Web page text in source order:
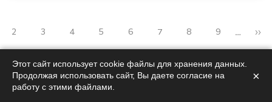
2 3 4 5 6 7 8 9 … ››
Этот сайт использует cookie файлы для хранения данных.
Продолжая использовать сайт, Вы даете согласие на
работу с этими файлами.
×